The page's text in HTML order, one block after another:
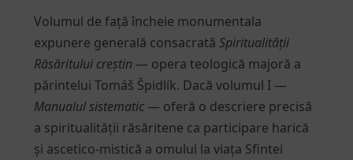
Volumul de față încheie monumentala
expunere generală consacrată Spiritualității
Răsăritului creștin — opera teologică majoră a
părintelui Tomáš Špidlík. Dacă volumul I —
Manualul sistematic— oferă o descriere precisă
a spiritualității răsăritene ca participare harică
și ascetico-mistică a omului la viața Sfintei